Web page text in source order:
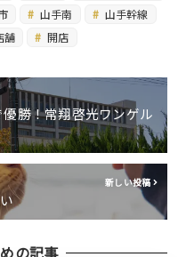
山手南
山手幹線
舗 開店
勝！常翔啓光ワンゲル
新しい投稿
の記事